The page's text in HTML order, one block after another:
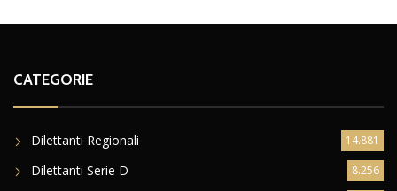
CATEGORIE
Dilettanti Regionali 14.881
Dilettanti Serie D 8.256